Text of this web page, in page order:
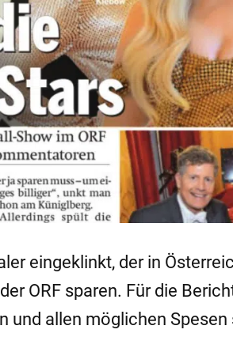
eingeklinkt, der in
ORF sparen. Für die
und allen möglichen